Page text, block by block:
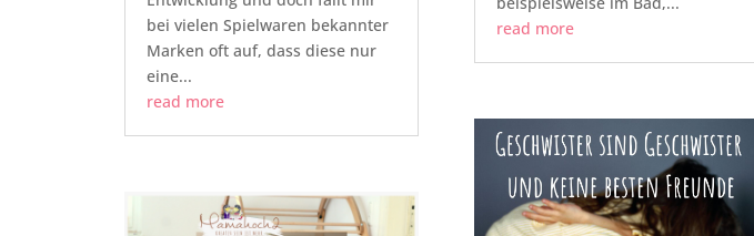
bei vielen Spielwaren bekannter
Marken oft auf, dass diese nur
eine...
read more
read more